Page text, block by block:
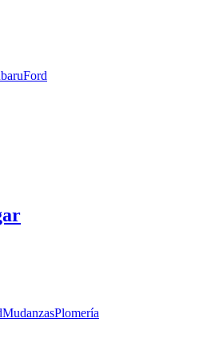
Ford
MudanzasPlomería